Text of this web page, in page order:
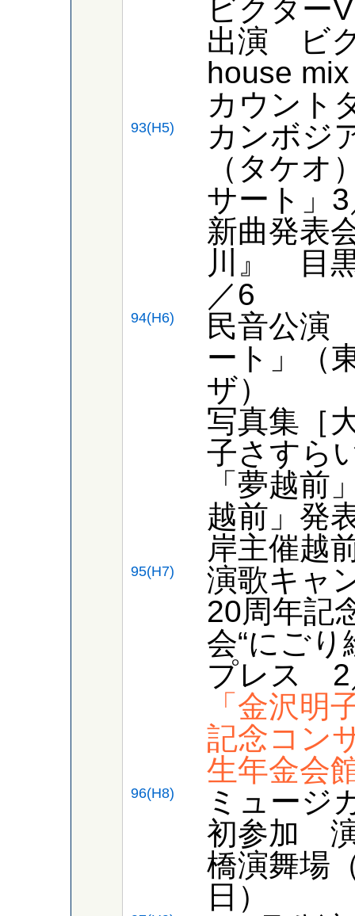
ビクター
出演 ビ
house
カウント
93(H5)
カンボジ
（タケオ
サート」
新曲発表
川』 目
／6
94(H6)
民音公演
ート」（
ザ）
写真集［
子さすら
「夢越
越前」発
岸主催
95(H7)
演歌キャ
20周年記
会“にごり
プレス 2
「金沢明
記念コン
生年金会
96(H8)
ミュー
初参加
橋演舞場
日）